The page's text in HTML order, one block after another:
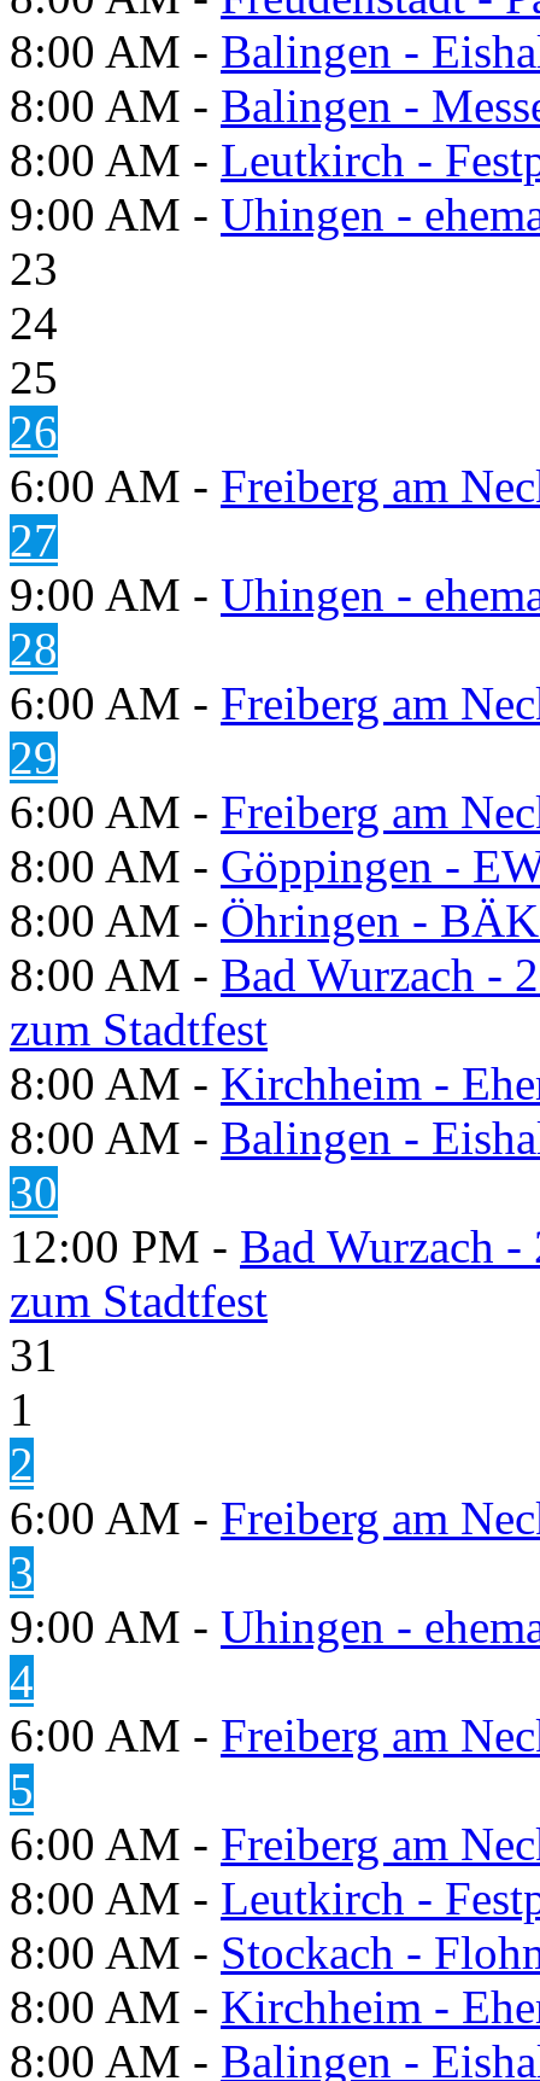
8:00 AM - Balingen -
8:00 AM - Balingen -
8:00 AM - Leutkirch -
9:00 AM - Uhingen -
23
24
25
26
6:00 AM - Freiberg am
27
9:00 AM - Uhingen -
28
6:00 AM - Freiberg am
29
6:00 AM - Freiberg am
8:00 AM - Göppingen -
8:00 AM - Öhringen -
8:00 AM - Bad Wurzach -
zum Stadtfest
8:00 AM - Kirchheim -
8:00 AM - Balingen -
30
12:00 PM - Bad Wurzach
zum Stadtfest
31
1
2
6:00 AM - Freiberg am
3
9:00 AM - Uhingen -
4
6:00 AM - Freiberg am
5
6:00 AM - Freiberg am
8:00 AM - Leutkirch -
8:00 AM - Stockach -
8:00 AM - Kirchheim -
8:00 AM - Balingen -